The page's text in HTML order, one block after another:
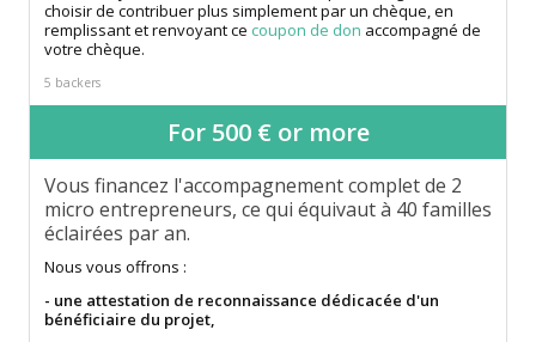
choisir de contribuer plus simplement par un chèque, en
remplissant et renvoyant ce coupon de don accompagné de
votre chèque.
5 backers
For 500 € or more
Vous financez l'accompagnement complet de 2
micro entrepreneurs, ce qui équivaut à 40 familles
éclairées par an.
Nous vous offrons :
- une attestation de reconnaissance dédicacée d'un
bénéficiaire du projet,